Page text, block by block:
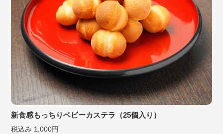
新食感もっちりベビーカステラ（25個入り）
税込み 1,000円